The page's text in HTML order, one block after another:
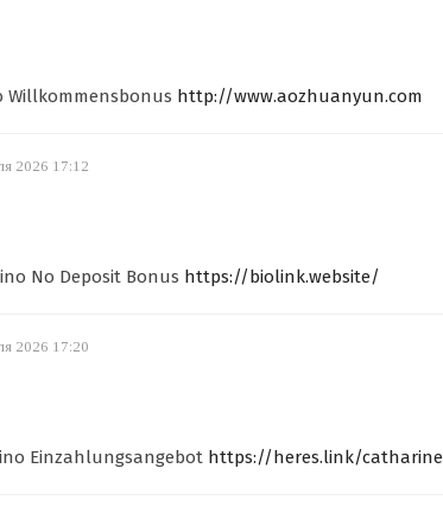
Willkommensbonus http://www.aozhuanyun.com
2026 17:12
No Deposit Bonus https://biolink.website/
2026 17:20
Einzahlungsangebot https://heres.link/